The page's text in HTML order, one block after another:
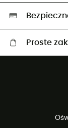
Wybrane produkty
Proste